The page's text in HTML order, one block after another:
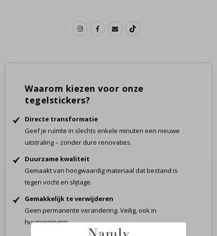
Waarom kiezen voor onze
tegelstickers?
Directe transformatie
Geef je ruimte in slechts enkele minuten een nieuwe
uitstraling – zonder dure renovaties.
Duurzame kwaliteit
Gemaakt van hoogwaardig materiaal dat bestand is
tegen vocht en slijtage.
Gemakkelijk te verwijderen
Geen permanente verandering. Veilig, ook in
huurwoningen.